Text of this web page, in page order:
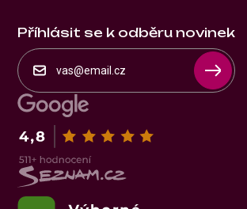
Příhlásit se k odběru novinek